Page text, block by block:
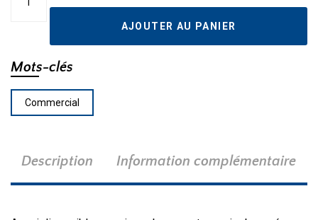
AJOUTER AU PANIER
Mots-clés
Commercial
Description Information complémentaire